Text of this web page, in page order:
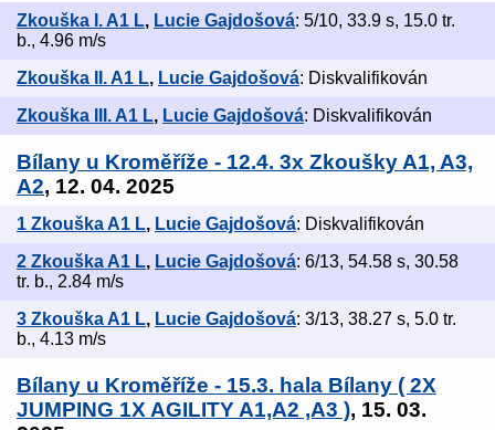
Zkouška I. A1 L, Lucie Gajdošová: 5/10, 33.9 s, 15.0 tr.
b., 4.96 m/s
Zkouška II. A1 L, Lucie Gajdošová: Diskvalifikován
Zkouška III. A1 L, Lucie Gajdošová: Diskvalifikován
Bílany u Kroměříže - 12.4. 3x Zkoušky A1, A3,
A2, 12. 04. 2025
1 Zkouška A1 L, Lucie Gajdošová: Diskvalifikován
2 Zkouška A1 L, Lucie Gajdošová: 6/13, 54.58 s, 30.58
tr. b., 2.84 m/s
3 Zkouška A1 L, Lucie Gajdošová: 3/13, 38.27 s, 5.0 tr.
b., 4.13 m/s
Bílany u Kroměříže - 15.3. hala Bílany ( 2X
JUMPING 1X AGILITY A1,A2 ,A3 ), 15. 03.